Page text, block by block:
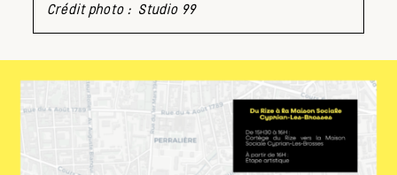
Crédit photo : Studio 99